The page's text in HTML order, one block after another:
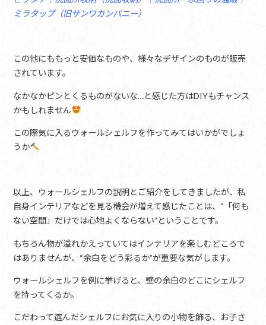
ミラタップ（旧サンワカンパニー）
この他にももっと安価なものや、様々なデザインのものが販売
されています。
なかなかピンとくるものがないな…と感じた方はDIYもチャンス
かもしれません
この際気に入るウォールシェルフを作ってみてはいかがでしょ
うか
以上、ウォールシェルフの説明とご紹介をしてきましたが、私
自身インテリアなどを見る機会が増えて感じたことは、“「何も
ない空間」だけでは心地よくならない”ということです。
もちろん物が溢れかえっていてはインテリアを楽しむどころで
はありませんが、“余白をどう彩るか”が重要な気がします。
ウォールシェルフを例に挙げると、壁の余白のどこにシェルフ
を持ってくるか。
こだわって選んだシェルフにお気に入りの小物を飾る、お子さ